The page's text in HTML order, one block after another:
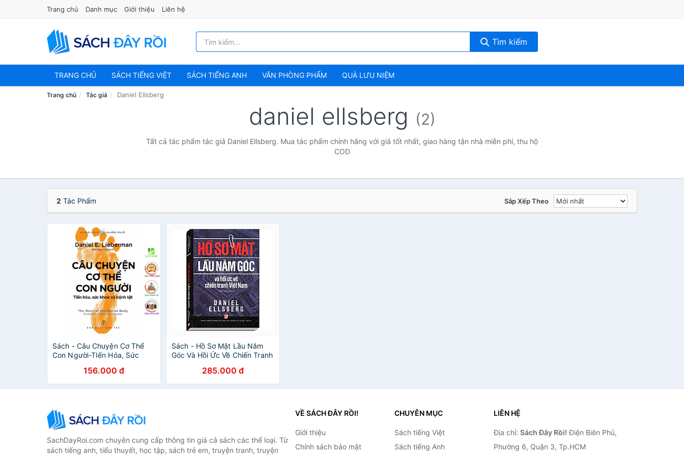
Trang chủ Danh mục Giới thiệu Liên hệ
Tìm kiếm
TRANG CHỦ SÁCH TIẾNG VIỆT SÁCH TIẾNG ANH VĂN PHÒNG PHẨM QUÀ LƯU NIỆM
Trang chủ Tác giả Daniel Ellsberg
daniel ellsberg (2)
Tất cả tác phẩm tác giả Daniel Ellsberg. Mua tác phẩm chính hãng với giá tốt nhất, giao hàng tận nhà miễn phí, thu hộ
COD
2 Tác Phẩm Sắp Xếp Theo
Sách - Câu Chuyện Cơ Thể
Con Người-TIến Hóa, Sức
156.000 đ
Sách - Hồ Sơ Mật Lầu Năm
Góc Và Hồi Ức Về Chiến Tranh
Hồ Sơ Mật Lầu 5 Góc
285.000 đ
SachDayRoi.com chuyên cung cấp thông tin giá cả sách các thể loại. Từ
sách tiếng anh, tiểu thuyết, học tập, sách trẻ em, truyện tranh, truyện
VỀ SÁCH ĐÂY RỒI!
Giới thiệu
Chính sách bảo mật
CHUYÊN MỤC
Sách tiếng Việt
Sách tiếng Anh
LIÊN HỆ
Địa chỉ: Sách Đây Rồi! Điện Biên Phủ,
Phường 6, Quận 3, Tp.HCM